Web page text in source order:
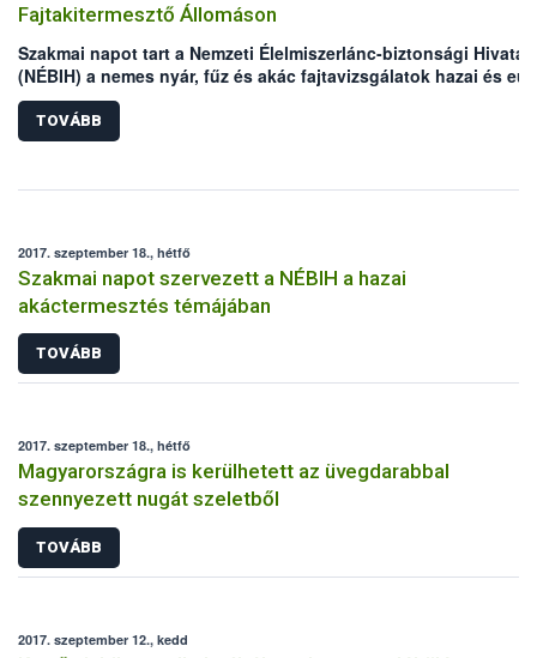
Fajtakitermesztő Állomáson
Szakmai napot tart a Nemzeti Élelmiszerlánc-biztonsági Hivatal
(NÉBIH) a nemes nyár, fűz és akác fajtavizsgálatok hazai és
tapasztalatairól.
TOVÁBB
2017. szeptember 18., hétfő
Szakmai napot szervezett a NÉBIH a hazai
akáctermesztés témájában
TOVÁBB
2017. szeptember 18., hétfő
Magyarországra is kerülhetett az üvegdarabbal
szennyezett nugát szeletből
TOVÁBB
2017. szeptember 12., kedd